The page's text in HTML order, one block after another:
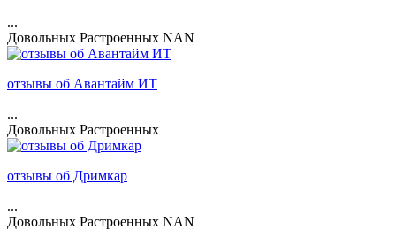
...
Довольных Растроенных NAN
отзывы об Авантайм ИТ
...
Довольных Растроенных
отзывы об Дримкар
...
Довольных Растроенных NAN